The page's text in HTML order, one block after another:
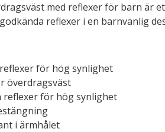
med reflexer för barn är
reflexer i en barnvänlig
för hög synlighet
överdragsväst
reflexer för hög synlighet
i ärmhålet